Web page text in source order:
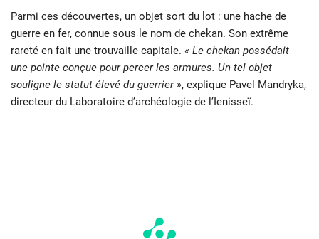
Parmi ces découvertes, un objet sort du lot : une hache de
guerre en fer, connue sous le nom de chekan. Son extrême
rareté en fait une trouvaille capitale. « Le chekan possédait
une pointe conçue pour percer les armures. Un tel objet
souligne le statut élevé du guerrier », explique Pavel Mandryka,
directeur du Laboratoire d’archéologie de l’Ienisseï.